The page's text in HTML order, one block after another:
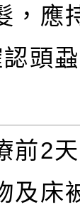
，應
頭
前2
及床